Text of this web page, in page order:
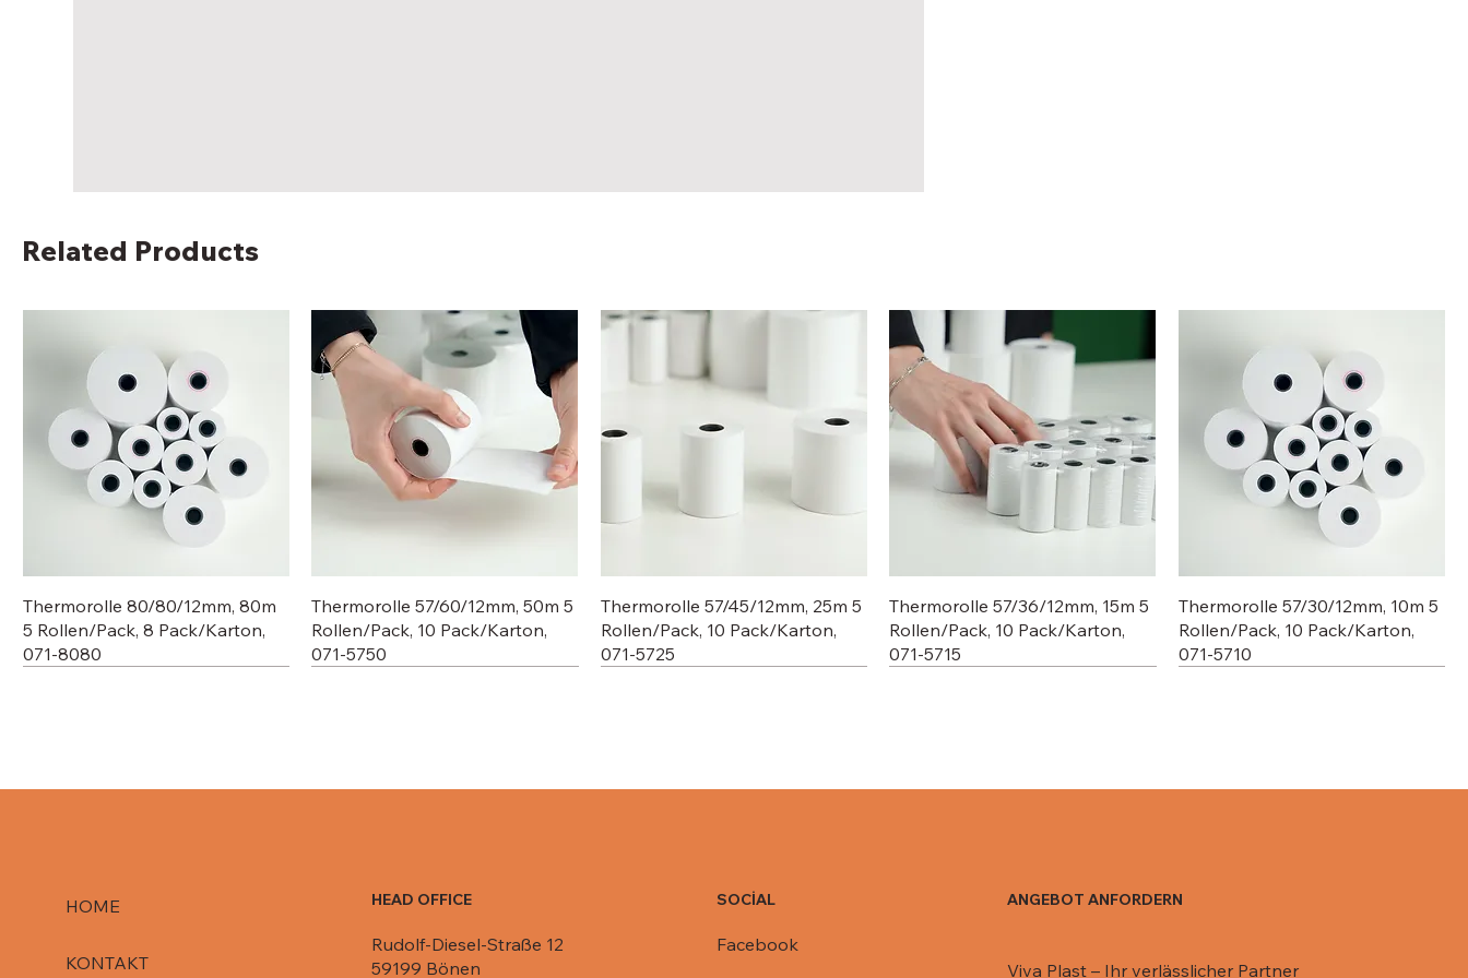
Related Products
Thermorolle 80/80/12mm, 80m
5 Rollen/Pack, 8 Pack/Karton,
071-8080
Thermorolle 57/60/12mm, 50m 5
Rollen/Pack, 10 Pack/Karton,
071-5750
Thermorolle 57/45/12mm, 25m 5
Rollen/Pack, 10 Pack/Karton,
071-5725
Thermorolle 57/36/12mm, 15m 5
Rollen/Pack, 10 Pack/Karton,
071-5715
Thermorolle 57/30/12mm, 10m 5
Rollen/Pack, 10 Pack/Karton,
071-5710
Deckel für Aluschale C807-1000,
Deckel für Aluschale C803-1450,
Deckel für Aluschale C801-770,
Deckel für 911 ML, 081-DR911
Deckel für Aluschale R84-861,
Deckel für Aluschale R1-845,
Deckel für Aluschale R13 / 670
Deckel für Aluschale R0-65L /
Deckel für R651 L / 080-R651/
HOME
KONTAKT
HEAD OFFICE
Rudolf-Diesel-Straße 12
59199 Bönen
SOCİAL
Facebook
ANGEBOT ANFORDERN
Viva Plast – Ihr verlässlicher Partner